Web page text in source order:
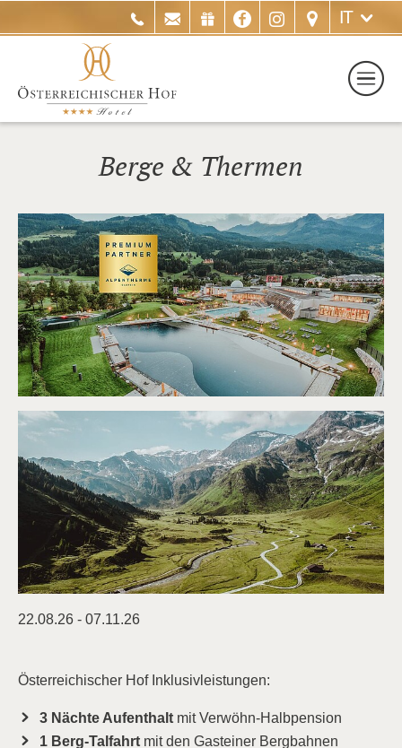
IT
Berge & Thermen
22.08.26 - 07.11.26
Österreichischer Hof Inklusivleistungen:
3 Nächte Aufenthalt mit Verwöhn-Halbpension
1 Berg-Talfahrt mit den Gasteiner Bergbahnen